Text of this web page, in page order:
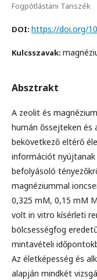
Fogpótlástani Tanszék
DOI: https://doi.org/
Kulcsszavak:
Absztrakt
A zeolit és
humán őssejteken és
bekövetkező eltérő
információt
befolyásoló
magnéziummal
0,325 mM, 0,15 mM
volt in vitro kísérleti
bölcsességfog
mintavételi
Az életképesség és
alapján mindkét